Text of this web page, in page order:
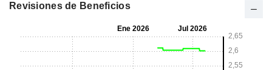
Revisiones de Beneficios